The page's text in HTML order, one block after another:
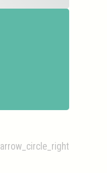
arrow_circle_right